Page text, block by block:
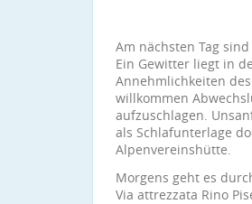
Am nächsten Tag
Ein Gewitter liegt in
Annehmlichkeiten
willkommen
aufzuschlagen.
als Schlafunterlage
Alpenvereinshütte.
Morgens geht es
Via attrezzata Rino